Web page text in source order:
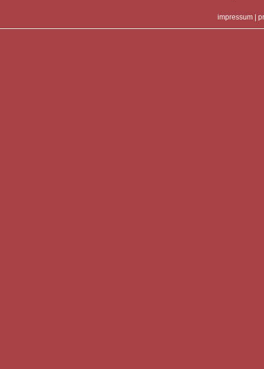
impressum